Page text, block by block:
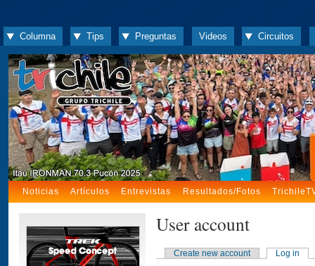
Columna Tips Preguntas Videos Circuitos
Noticias Artículos Entrevistas Resultados/Fotos
User account
Create new account Log in